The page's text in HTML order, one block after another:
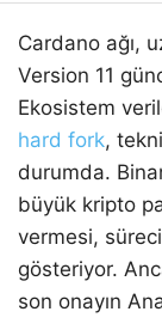
Cardano ağı,
Version 11
Ekosistem
hard fork,
durumda.
büyük kripto
vermesi,
gösteriyor.
son onayın